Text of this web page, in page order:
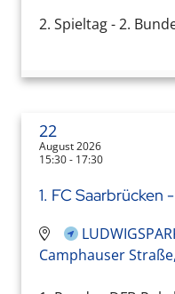
2. Spieltag - 2.
22
August 2026
15:30 - 17:30
1. FC Saarbrücken
Camphauser